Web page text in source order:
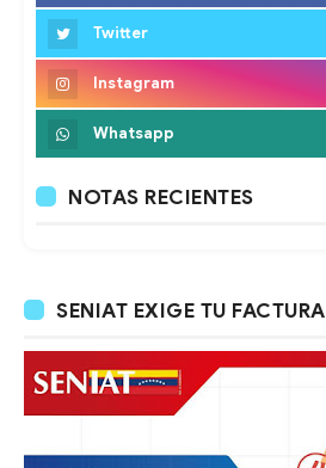
Twitter
Instagram
Whatsapp
NOTAS RECIENTES
SENIAT EXIGE TU FACTURA